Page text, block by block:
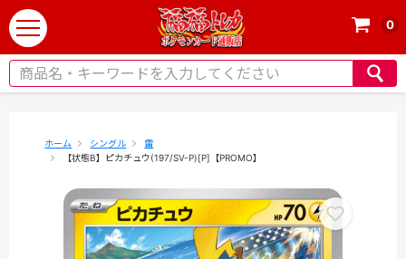
t
o
g
0
ホーム シングル
雷
【状態B】ピカチュウ(197/SV-P)[P]【PROMO】